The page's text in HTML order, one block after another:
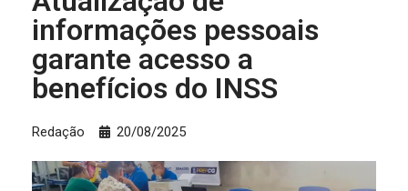
informações pessoais
garante acesso a
benefícios do INSS
Redação 20/08/2025